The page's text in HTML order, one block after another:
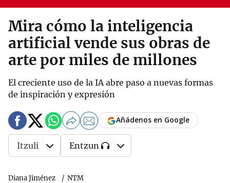
Mira cómo la inteligencia
artificial vende sus obras de
arte por miles de millones
El creciente uso de la IA abre paso a nuevas formas
de inspiración y expresión
Diana Jiménez NTM
Añádenos en Google
Itzuli Entzun